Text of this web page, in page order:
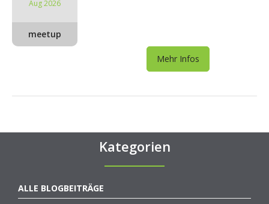
Aug 2026
meetup
Mehr Infos
Kategorien
ALLE BLOGBEITRÄGE